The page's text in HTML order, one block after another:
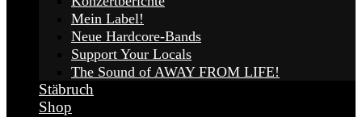
Mein Label!
Neue Hardcore-Bands
Support Your Locals
The Sound of AWAY FROM LIFE!
Stäbruch
Shop